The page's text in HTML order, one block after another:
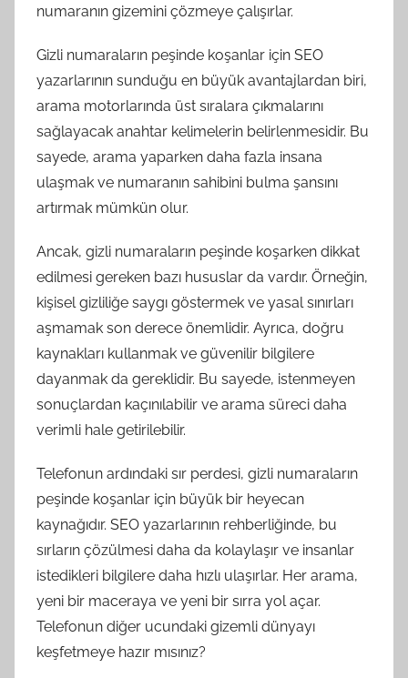
numaranın gizemini çözmeye çalışırlar.
Gizli numaraların peşinde koşanlar için SEO
yazarlarının sunduğu en büyük avantajlardan biri,
arama motorlarında üst sıralara çıkmalarını
sağlayacak anahtar kelimelerin belirlenmesidir. Bu
sayede, arama yaparken daha fazla insana
ulaşmak ve numaranın sahibini bulma şansını
artırmak mümkün olur.
Ancak, gizli numaraların peşinde koşarken dikkat
edilmesi gereken bazı hususlar da vardır. Örneğin,
kişisel gizliliğe saygı göstermek ve yasal sınırları
aşmamak son derece önemlidir. Ayrıca, doğru
kaynakları kullanmak ve güvenilir bilgilere
dayanmak da gereklidir. Bu sayede, istenmeyen
sonuçlardan kaçınılabilir ve arama süreci daha
verimli hale getirilebilir.
Telefonun ardındaki sır perdesi, gizli numaraların
peşinde koşanlar için büyük bir heyecan
kaynağıdır. SEO yazarlarının rehberliğinde, bu
sırların çözülmesi daha da kolaylaşır ve insanlar
istedikleri bilgilere daha hızlı ulaşırlar. Her arama,
yeni bir maceraya ve yeni bir sırra yol açar.
Telefonun diğer ucundaki gizemli dünyayı
keşfetmeye hazır mısınız?